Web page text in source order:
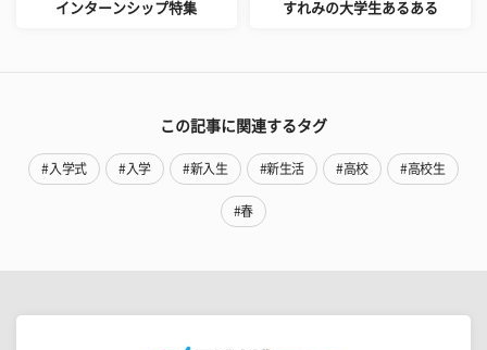
インターンシップ特集 すれみの大学生あるある
この記事に関連するタグ
#入学式 #入学 #新入生 #新生活 #高校 #高校生
#春